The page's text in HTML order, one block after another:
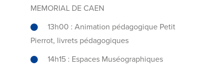
MEMORIAL DE CAEN
13h00 : Animation pédagogique Petit
Pierrot, livrets pédagogiques
14h15 : Espaces Muséographiques